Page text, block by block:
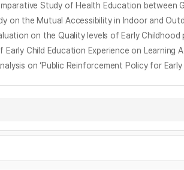
Study on the Mutual Accessibility in Indoor
on the Quality levels of Early Childhood
of Early Child Education Experience on
on ‘Public Reinforcement Policy for